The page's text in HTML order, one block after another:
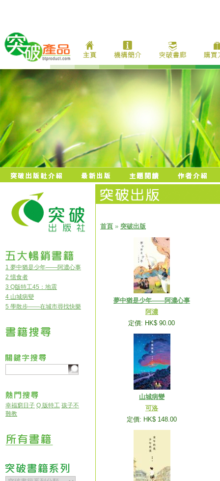
1 夢中猶是少年——阿濃心事
2 憶食者
3 Q版特工45：地震
4 山城病變
5 學散步——在城市尋找快樂
幸福窮日子 Q 版特工 孩子不
難教
首頁 » 突破出版
夢中猶是少年——阿濃心事
阿濃
定價: HK$ 90.00
山城病變
可洛
定價: HK$ 148.00